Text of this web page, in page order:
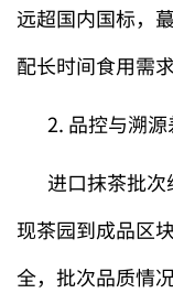
远超国内国标，
配长时间食用需求
2. 品控与溯源
进口抹茶批
现茶园到成品区
全，批次品质情